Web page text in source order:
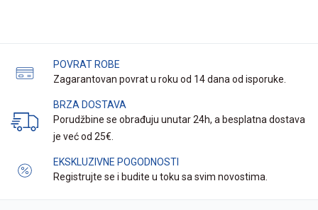
POVRAT ROBE
Zagarantovan povrat u roku od 14 dana od isporuke.
BRZA DOSTAVA
Porudžbine se obrađuju unutar 24h, a besplatna dostava
je već od 25€.
EKSKLUZIVNE POGODNOSTI
Registrujte se i budite u toku sa svim novostima.